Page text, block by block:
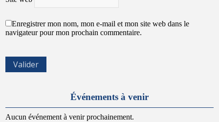
Enregistrer mon nom, mon e-mail et mon site web dans le
navigateur pour mon prochain commentaire.
Événements à venir
Aucun événement à venir prochainement.